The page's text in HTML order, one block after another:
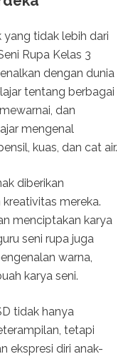
yang tidak lebih dari
Rupa Kelas 3
dengan dunia
tentang berbagai
dan
mengenal
kuas, dan cat air.
diberikan
mereka.
menciptakan karya
seni rupa juga
warna,
karya seni.
tidak hanya
tetapi
ekspresi diri anak-